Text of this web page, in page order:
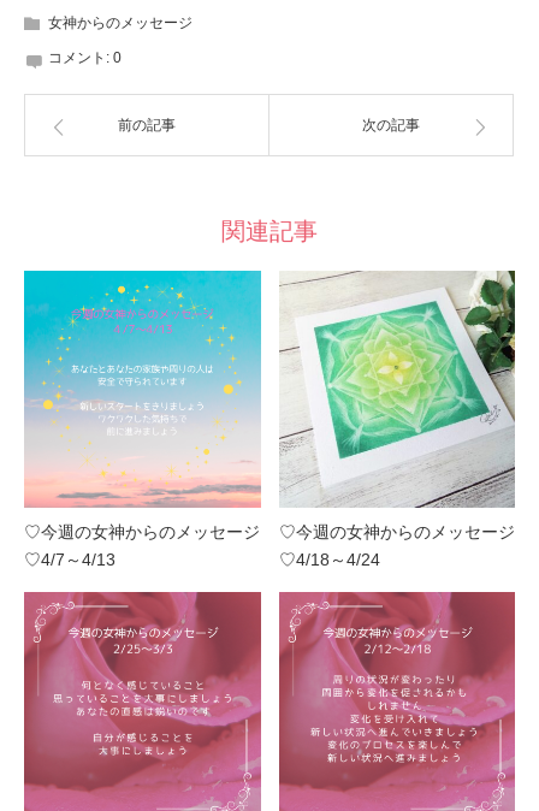
女神からのメッセージ
コメント: 0
前の記事 次の記事
関連記事
♡今週の女神からのメッセージ
♡4/7～4/13
♡今週の女神からのメッセージ
♡4/18～4/24